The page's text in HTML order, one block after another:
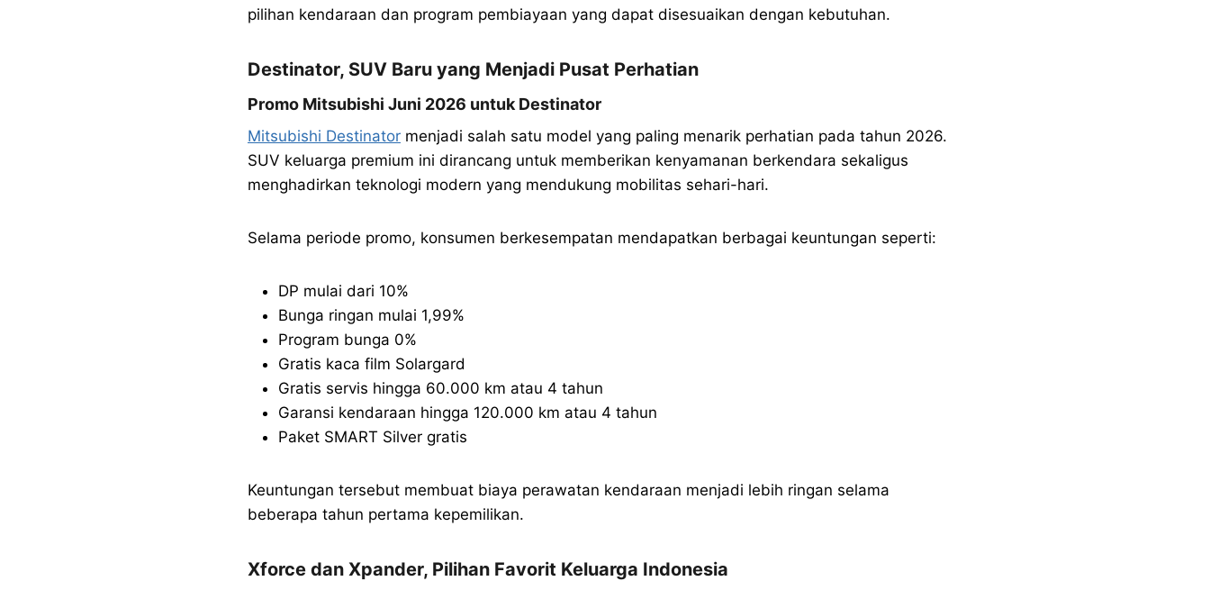
pilihan kendaraan dan program pembiayaan yang dapat disesuaikan dengan kebutuhan.
Destinator, SUV Baru yang Menjadi Pusat Perhatian
Promo Mitsubishi Juni 2026 untuk Destinator
Mitsubishi Destinator menjadi salah satu model yang paling menarik perhatian pada tahun 2026.
SUV keluarga premium ini dirancang untuk memberikan kenyamanan berkendara sekaligus
menghadirkan teknologi modern yang mendukung mobilitas sehari-hari.
Selama periode promo, konsumen berkesempatan mendapatkan berbagai keuntungan seperti:
DP mulai dari 10%
Bunga ringan mulai 1,99%
Program bunga 0%
Gratis kaca film Solargard
Gratis servis hingga 60.000 km atau 4 tahun
Garansi kendaraan hingga 120.000 km atau 4 tahun
Paket SMART Silver gratis
Keuntungan tersebut membuat biaya perawatan kendaraan menjadi lebih ringan selama
beberapa tahun pertama kepemilikan.
Xforce dan Xpander, Pilihan Favorit Keluarga Indonesia